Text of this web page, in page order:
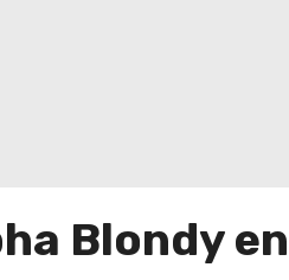
Blondy